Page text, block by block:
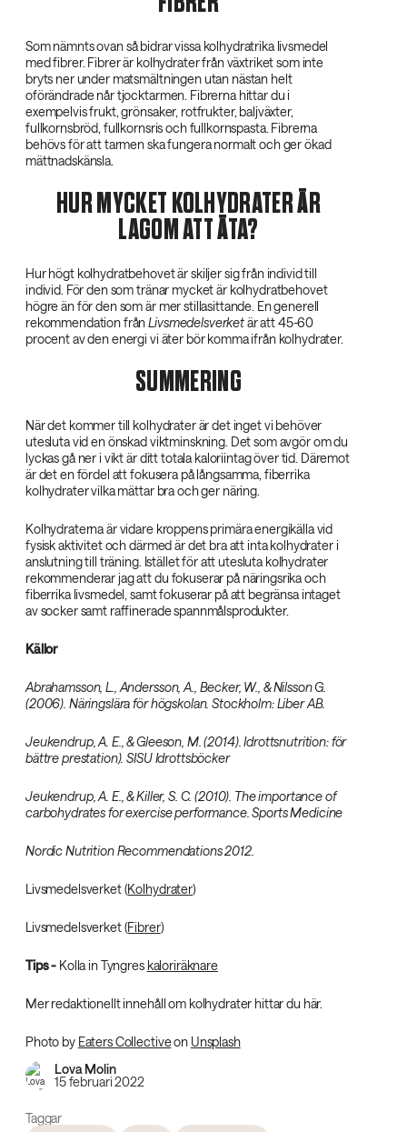
Som nämnts ovan så bidrar vissa kolhydratrika livsmedel
med fibrer. Fibrer är kolhydrater från växtriket som inte
bryts ner under matsmältningen utan nästan helt
oförändrade når tjocktarmen. Fibrerna hittar du i
exempelvis frukt, grönsaker, rotfrukter, baljväxter,
fullkornsbröd, fullkornsris och fullkornspasta. Fibrerna
behövs för att tarmen ska fungera normalt och ger ökad
mättnadskänsla.
HUR MYCKET KOLHYDRATER ÄR
LAGOM ATT ÄTA?
Hur högt kolhydratbehovet är skiljer sig från individ till
individ. För den som tränar mycket är kolhydratbehovet
högre än för den som är mer stillasittande. En generell
rekommendation frånLivsmedelsverketär att 45-60
procent av den energi vi äter bör komma ifrån kolhydrater.
SUMMERING
När det kommer till kolhydrater är det inget vi behöver
utesluta vid en önskad viktminskning. Det som avgör om du
lyckas gå ner i vikt är ditt totala kaloriintag över tid. Däremot
är det en fördel att fokusera på långsamma, fiberrika
kolhydrater vilka mättar bra och ger näring.
Kolhydraterna är vidare kroppens primära energikälla vid
fysisk aktivitet och därmed är det bra att inta kolhydrater i
anslutning till träning. Istället för att utesluta kolhydrater
rekommenderar jag att du fokuserar på näringsrika och
fiberrika livsmedel, samt fokuserar på att begränsa intaget
av socker samt raffinerade spannmålsprodukter.
Källor
Abrahamsson, L., Andersson, A., Becker, W., & Nilsson G.
(2006). Näringslära för högskolan. Stockholm: Liber AB.
Jeukendrup, A. E., & Gleeson, M. (2014). Idrottsnutrition: för
bättre prestation). SISU Idrottsböcker
Jeukendrup, A. E., & Killer, S. C. (2010). The importance of
carbohydrates for exercise performance. Sports Medicine
Nordic Nutrition Recommendations 2012.
Livsmedelsverket (Kolhydrater)
Livsmedelsverket (Fibrer)
Tips - Kolla in Tyngres kaloriräknare
Mer redaktionellt innehåll om kolhydrater hittar du här.
Photo by Eaters Collectiveon Unsplash
Lova Molin
15 februari 2022
Taggar